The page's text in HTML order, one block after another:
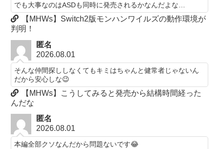
でも大事なのはASDも同時に発売されるかなんだよな…
【MHWs】Switch2版モンハンワイルズの動作環境が
判明！
匿名
2026.08.01
そんな仲間探ししなくてもキミはちゃんと健常者じゃないん
だから安心しな😉
【MHWs】こうしてみると発売から結構時間経った
んだな
匿名
2026.08.01
本編全部クソなんだから問題ないです😂